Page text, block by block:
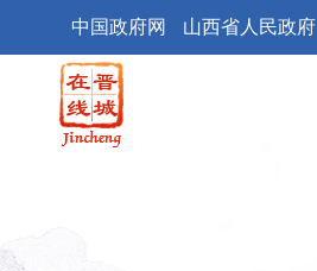
中国政府网 山西省人民政府